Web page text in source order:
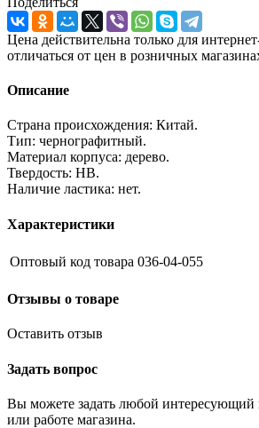
Цена действительна только для
отличаться от цен в розничных
Описание
Страна происхождения: Китай.
Тип: чернографитный.
Материал корпуса: дерево.
Твердость: НВ.
Наличие ластика: нет.
Характеристики
Оптовый код товара 036-04-055
Отзывы о товаре
Оставить отзыв
Задать вопрос
Вы можете задать любой интересующий
или работе магазина.